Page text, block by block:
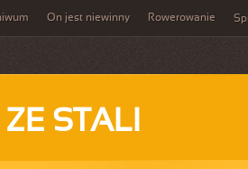
On jest niewinny Rowerowanie
STALI